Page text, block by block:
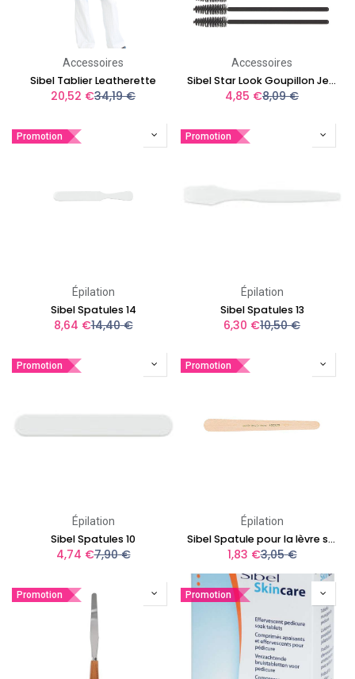
Accessoires
Sibel Tablier Leatherette
20,52 €34,19€
Accessoires
Sibel Star Look Goupillon Jetable 25pcs
4,85 €8,09€
Promotion
Épilation
Sibel Spatules 14
8,64 €14,40€
Promotion
Épilation
Sibel Spatules 13
6,30 €10,50€
Promotion
Épilation
Sibel Spatules 10
4,74 €7,90€
Promotion
Épilation
Sibel Spatule pour la lèvre supérieure 15cm
1,83 €3,05€
Promotion Promotion